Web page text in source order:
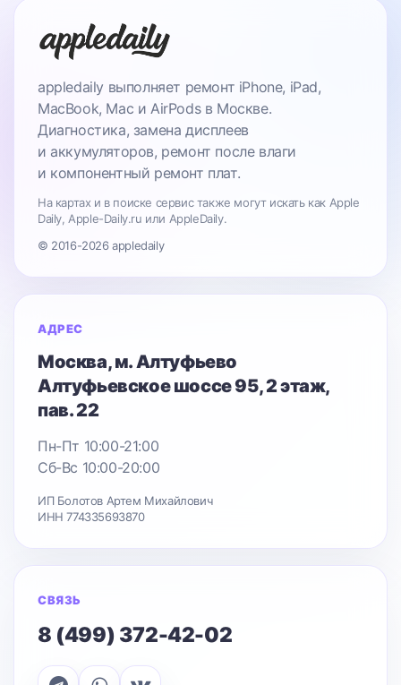
appledaily выполняет ремонт iPhone, iPad,
MacBook, Mac и AirPods в Москве.
Диагностика, замена дисплеев
и аккумуляторов, ремонт после влаги
и компонентный ремонт плат.
На картах и в поиске сервис также могут искать как Apple
Daily, Apple-Daily.ru или AppleDaily.
© 2016-2026 appledaily
АДРЕС
Москва, м. Алтуфьево
Алтуфьевское шоссе 95, 2 этаж,
пав. 22
Пн-Пт 10:00-21:00
Сб-Вс 10:00-20:00
ИП Болотов Артем Михайлович
ИНН 774335693870
СВЯЗЬ
8 (499) 372-42-02